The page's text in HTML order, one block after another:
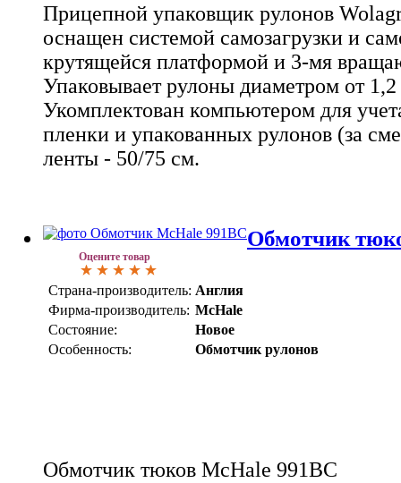
Прицепной упаковщик рулонов
оснащен системой самозагрузки и
крутящейся платформой и 3-мя
Упаковывает рулоны диаметром от
Укомплектован компьютером для
пленки и упакованных рулонов (за
ленты - 50/75 см.
Оцените товар
Обмотчик
Страна-производитель: Англия
Фирма-производитель: McHale
Состояние:
Новое
Особенность:
Обмотчик рулонов
Обмотчик тюков McHale 991BC